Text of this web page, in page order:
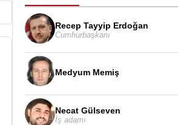
Recep Tayyip Erdoğan
Cumhurbaşkanı
Medyum Memiş
Necat Gülseven
İş adamı